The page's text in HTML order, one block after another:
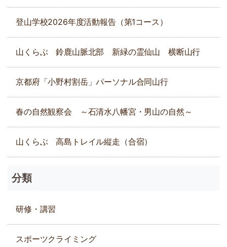
登山学校2026年度活動報告（第1コース）
山くらぶ 鈴鹿山脈北部 新緑の霊仙山 横断山行
京都府「小野村割岳」パーソナル合同山行
春の自然観察会 ～石清水八幡宮・男山の自然～
山くらぶ 高島トレイル縦走（合宿）
分類
研修・講習
スポーツクライミング